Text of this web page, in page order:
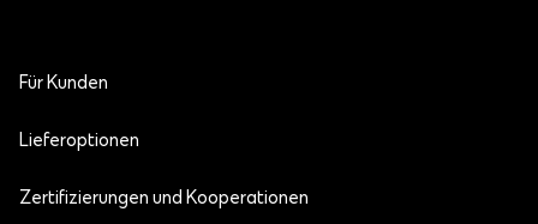
Für Kunden
Zertifizierungen und Kooperationen
Lieferoptionen